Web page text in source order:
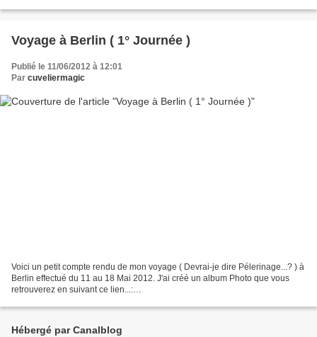
Voyage à Berlin ( 1° Journée )
Publié le 11/06/2012 à 12:01
Par cuveliermagic
Voici un petit compte rendu de mon voyage ( Devrai-je dire Pélerinage...? ) à
Berlin effectué du 11 au 18 Mai 2012. J'ai créé un album Photo que vous
retrouverez en suivant ce lien...:
2012/index.html...
Hébergé par Canalblog